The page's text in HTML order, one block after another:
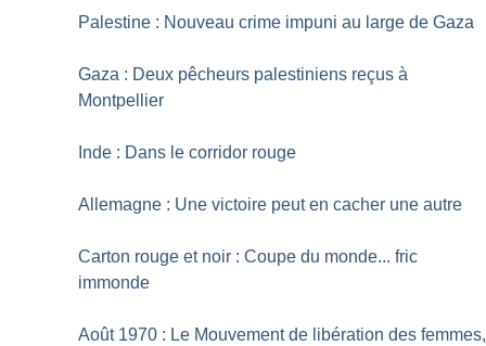
Palestine : Nouveau crime impuni au large de Gaza
Gaza : Deux pêcheurs palestiniens reçus à
Montpellier
Inde : Dans le corridor rouge
Allemagne : Une victoire peut en cacher une autre
Carton rouge et noir : Coupe du monde... fric
immonde
Août 1970 : Le Mouvement de libération des femmes,